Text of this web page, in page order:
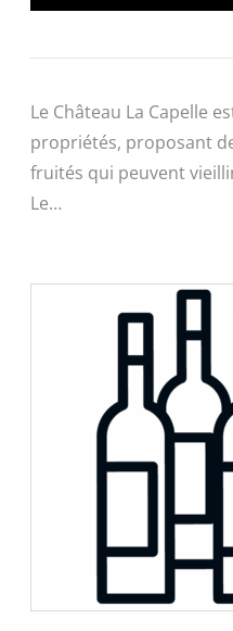
Le Château La Capelle
propriétés, proposant
fruités qui peuvent
Le…